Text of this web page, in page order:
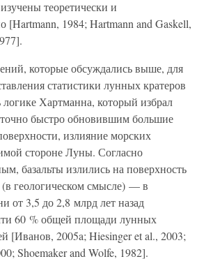
теоретически и
[Hartmann, 1984; Hartmann and Gaskell,
которые обсуждались выше, для
статистики лунных кратеров
логике Хартманна, который избрал
быстро обновившим большие
излияние морских
стороне Луны. Согласно
базальты излились на поверхность
геологическом смысле) — в
от 3,5 до 2,8 млрд лет назад
60 % общей площади лунных
[Иванов, 2005a; Hiesinger et al., 2003;
Shoemaker and Wolfe, 1982].